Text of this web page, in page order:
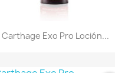
Vista rápida
Carthage Exo Pro Loción...